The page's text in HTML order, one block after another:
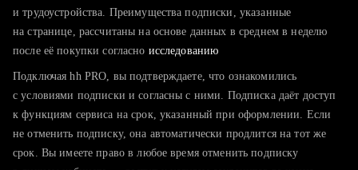
тратите много времени на поиск и вручную поднимаете
хотите сравнить себя с конкурентами и оценить шансы
и трудоустройства. Преимущества подписки, указанные
на странице, рассчитаны на основе данных в среднем в неделю
после её покупки согласно исследованию
Подключая hh PRO, вы подтверждаете, что ознакомились
с условиями подписки и согласны с ними. Подписка даёт доступ
к функциям сервиса на срок, указанный при оформлении. Если
не отменить подписку, она автоматически продлится на тот же
срок. Вы имеете право в любое время отменить подписку